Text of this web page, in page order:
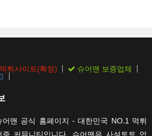
먹튀사이트(확정)
슈어맨 보증업체
어맨 공식 홈페이지 - 대한민국 NO.1 먹튀